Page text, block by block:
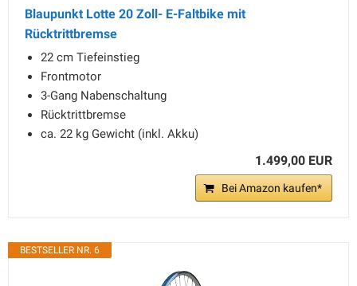
Blaupunkt Lotte 20 Zoll- E-Faltbike mit
Rücktrittbremse
22 cm Tiefeinstieg
Frontmotor
3-Gang Nabenschaltung
Rücktrittbremse
ca. 22 kg Gewicht (inkl. Akku)
1.499,00 EUR
Bei Amazon kaufen*
BESTSELLER NR. 6